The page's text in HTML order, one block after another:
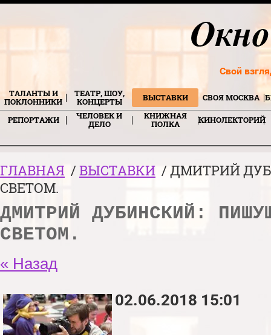
Свой
ТАЛАНТЫ И
ПОКЛОННИКИ
ТЕАТР, ШОУ,
КОНЦЕРТЫ ВЫСТАВКИ СВОЯ МОСКВА
РЕПОРТАЖИ ЧЕЛОВЕК И
ДЕЛО
КНИЖНАЯ
ПОЛКА КИНОЛЕКТОРИЙ
ГЛАВНАЯ /ВЫСТАВКИ / ДМИТРИЙ
СВЕТОМ.
ДМИТРИЙ ДУБИНСКИЙ:
СВЕТОМ.
« Назад
02.06.2018 15:01